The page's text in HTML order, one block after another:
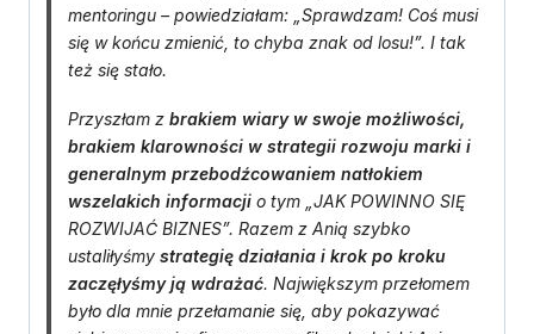
mentoringu – powiedziałam: „Sprawdzam! Coś musi
się w końcu zmienić, to chyba znak od losu!”. I tak
też się stało.
Przyszłam z brakiem wiary w swoje możliwości,
brakiem klarowności w strategii rozwoju marki i
generalnym przebodźcowaniem natłokiem
wszelakich informacji o tym „JAK POWINNO SIĘ
ROZWIJAĆ BIZNES”. Razem z Anią szybko
ustaliłyśmy strategię działania i krok po kroku
zaczęłyśmy ją wdrażać. Największym przełomem
było dla mnie przełamanie się, aby pokazywać